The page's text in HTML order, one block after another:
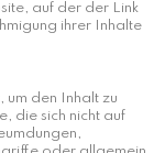
auf der der Link
ihrer Inhalte
um den Inhalt zu
die sich nicht auf